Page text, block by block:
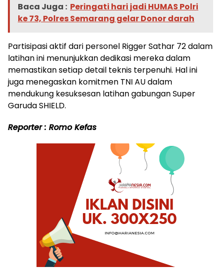
Baca Juga : Peringati hari jadi HUMAS Polri
ke 73, Polres Semarang gelar Donor darah
Partisipasi aktif dari personel Rigger Sathar 72 dalam
latihan ini menunjukkan dedikasi mereka dalam
memastikan setiap detail teknis terpenuhi. Hal ini
juga menegaskan komitmen TNI AU dalam
mendukung kesuksesan latihan gabungan Super
Garuda SHIELD.
Reporter : Romo Kefas